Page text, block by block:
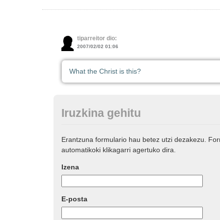
tiparreitor dio:
2007/02/02 01:06
What the Christ is this?
Iruzkina gehitu
Erantzuna formulario hau betez utzi dezakezu.
automatikoki klikagarri agertuko dira.
Izena
E-posta